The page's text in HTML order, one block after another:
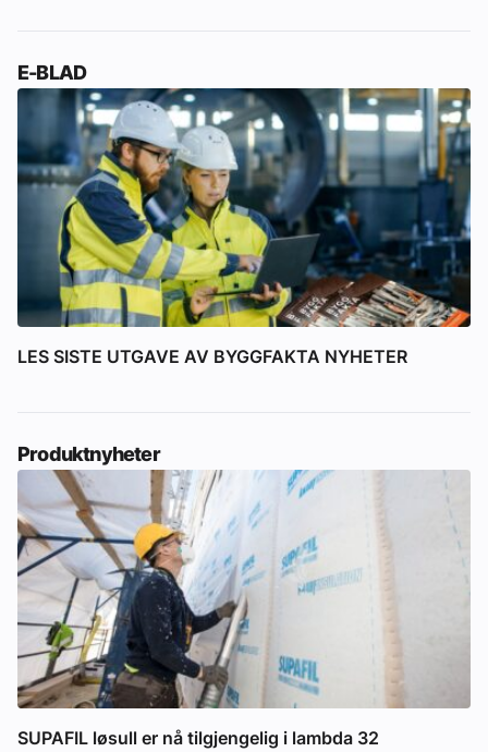
E-BLAD
LES SISTE UTGAVE AV BYGGFAKTA NYHETER
Produktnyheter
SUPAFIL løsull er nå tilgjengelig i lambda 32